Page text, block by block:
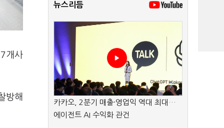
개사
방해
뉴스리듬
카카오, 2분기 매출·영업익 역대 최대…
에이전트 AI 수익화 관건